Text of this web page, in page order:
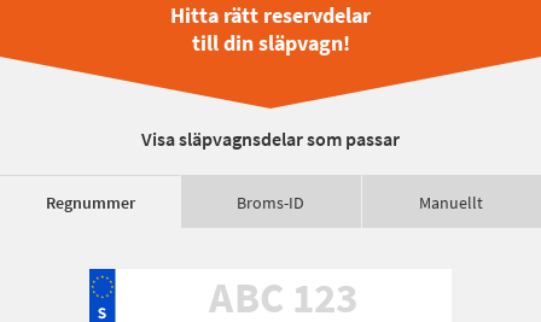
Hitta rätt reservdelar
till din släpvagn!
Visa släpvagnsdelar som passar
Regnummer Broms-ID Manuellt